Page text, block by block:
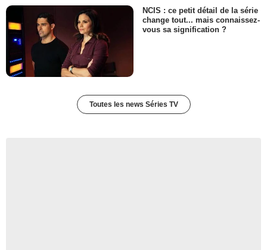
NCIS : ce petit détail de la série
change tout... mais connaissez-
vous sa signification ?
Toutes les news Séries TV